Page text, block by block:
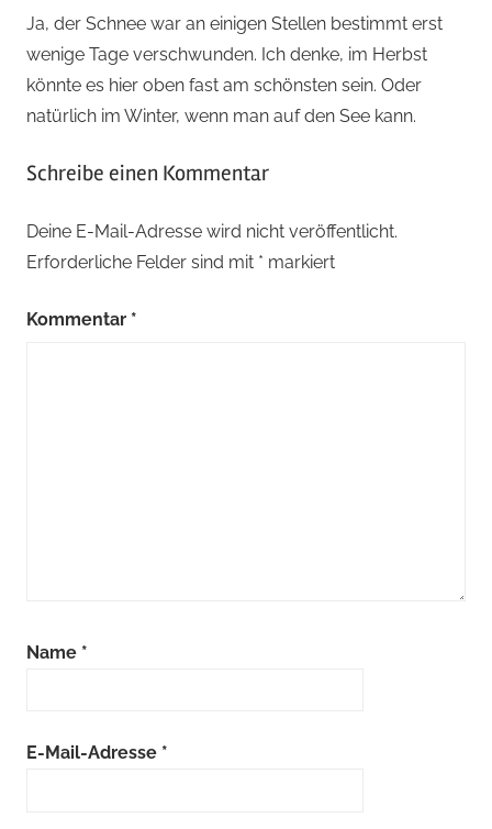
Ja, der Schnee war an einigen Stellen bestimmt erst
wenige Tage verschwunden. Ich denke, im Herbst
könnte es hier oben fast am schönsten sein. Oder
natürlich im Winter, wenn man auf den See kann.
Schreibe einen Kommentar
Deine E-Mail-Adresse wird nicht veröffentlicht.
Erforderliche Felder sind mit * markiert
Kommentar *
Name *
E-Mail-Adresse *